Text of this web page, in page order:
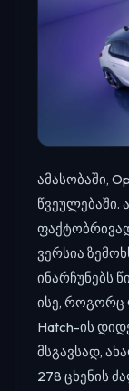
ამასობაში,
წვეულებაში.
ვერსია
ინარჩუნებს
ისე, როგორც
Hatch-ის
მსგავსად,
278 ცხენის